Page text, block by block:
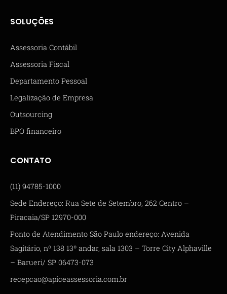
SOLUÇÕES
Assessoria Contábil
Assessoria Fiscal
Departamento Pessoal
Legalização de Empresa
Outsourcing
BPO financeiro
CONTATO
(11) 94785-1000
Sede Endereço: Rua Sete de Setembro, 262 Centro –
Piracaia/SP 12970-000
Ponto de Atendimento São Paulo endereço: Avenida
Sagitário, nº 138 13º andar, sala 1303 – Torre City Alphaville
– Barueri/ SP 06473-073
recepcao@apiceassessoria.com.br